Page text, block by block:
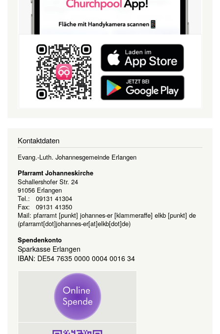
Kontaktdaten
Evang.-Luth. Johannesgemeinde Erlangen
Pfarramt Johanneskirche
Schallershofer Str. 24
91056 Erlangen
Tel.: 09131 41304
Fax: 09131 41350
Mail: pfarramt [punkt] johannes-er [klammeraffe] elkb [punkt] de
(pfarramt[dot]johannes-er[at]elkb[dot]de)
Spendenkonto
Sparkasse Erlangen
IBAN: DE54 7635 0000 0004 0016 34